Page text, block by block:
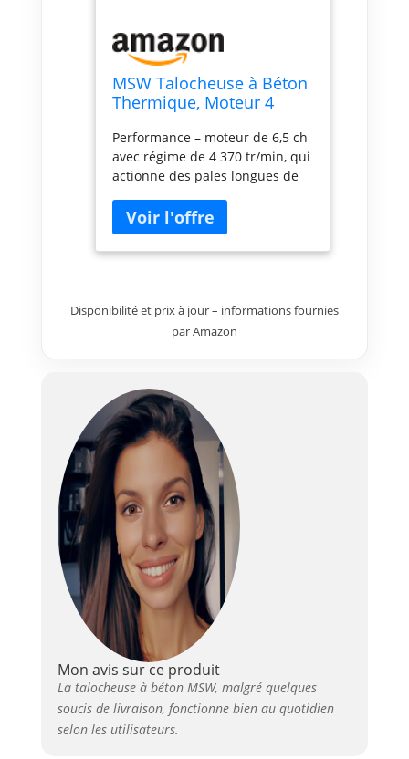
MSW Talocheuse à Béton
Thermique, Moteur 4
370 tr/min, Fonction Arrêt
D’Urgence, Longueur
Pales 35 cm Mécanique
Truelle Hélicoptère
Lisseuse
Performance – moteur de 6,5 ch
avec régime de 4 370 tr/min, qui
actionne des pales longues de
d’arrêt d’urgence Précision ­–
plateau de talochage qui
élimine les traces de passage
permettant le hissage en
hauteur Confort – guidon
travail en toute simplicité
Disponibilité et prix à jour – informations fournies
par Amazon
Mon avis sur ce produit
La talocheuse à béton MSW, malgré quelques
soucis de livraison, fonctionne bien au quotidien
selon les utilisateurs.